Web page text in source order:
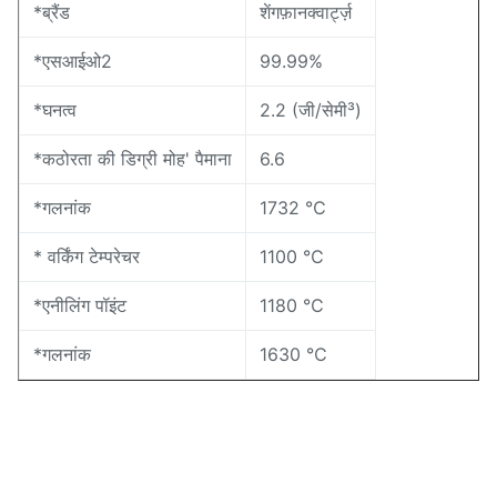
*ब्रैंड शेंगफ़ानक्वार्ट्ज़
*एसआईओ2 99.99%
*घनत्व 2.2 (जी/सेमी³)
*कठोरता की डिग्री मोह' पैमाना 6.6
*गलनांक 1732 ℃
* वर्किंग टेम्परेचर 1100 ℃
*एनीलिंग पॉइंट 1180 ℃
*गलनांक 1630 ℃